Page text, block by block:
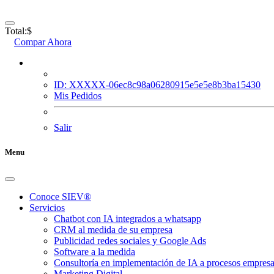
Total:$
Compar Ahora
ID: XXXXX-06ec8c98a06280915e5e5e8b3ba15430
Mis Pedidos
Salir
Menu
Conoce SIEV®
Servicios
Chatbot con IA integrados a whatsapp
CRM al medida de su empresa
Publicidad redes sociales y Google Ads
Software a la medida
Consultoría en implementación de IA a procesos